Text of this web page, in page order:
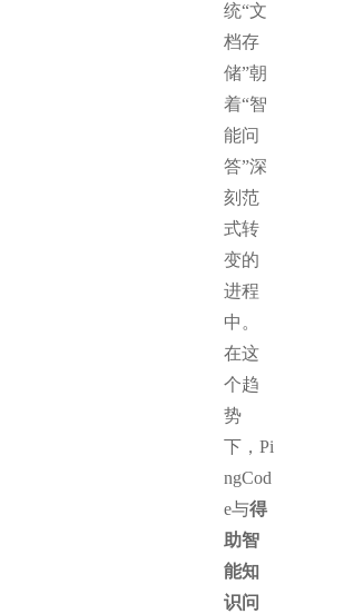
统“文
档存
储”朝
着“智
能问
答”深
刻范
式转
变的
进程
中。
在这
个趋
势
下，Pi
ngCod
e‌与得
助智
能知
识问